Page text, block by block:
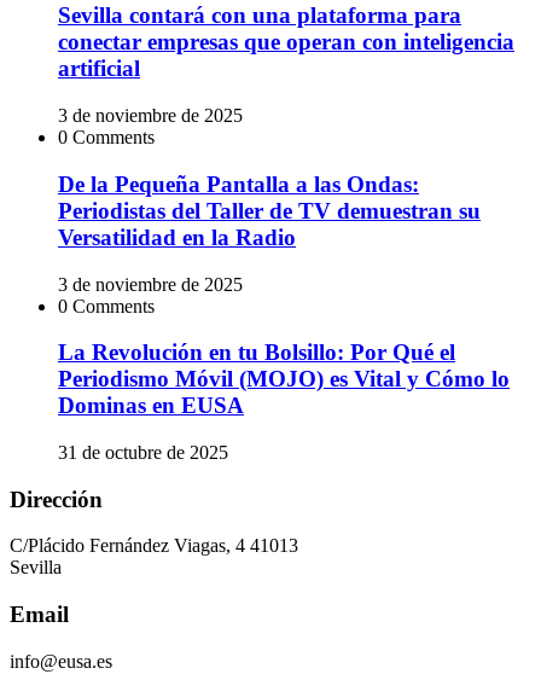
Sevilla contará con una plataforma para
conectar empresas que operan con inteligencia
artificial
3 de noviembre de 2025
0 Comments
De la Pequeña Pantalla a las Ondas:
Periodistas del Taller de TV demuestran su
Versatilidad en la Radio
3 de noviembre de 2025
0 Comments
La Revolución en tu Bolsillo: Por Qué el
Periodismo Móvil (MOJO) es Vital y Cómo lo
Dominas en EUSA
31 de octubre de 2025
Dirección
C/Plácido Fernández Viagas, 4 41013
Sevilla
Email
info@eusa.es